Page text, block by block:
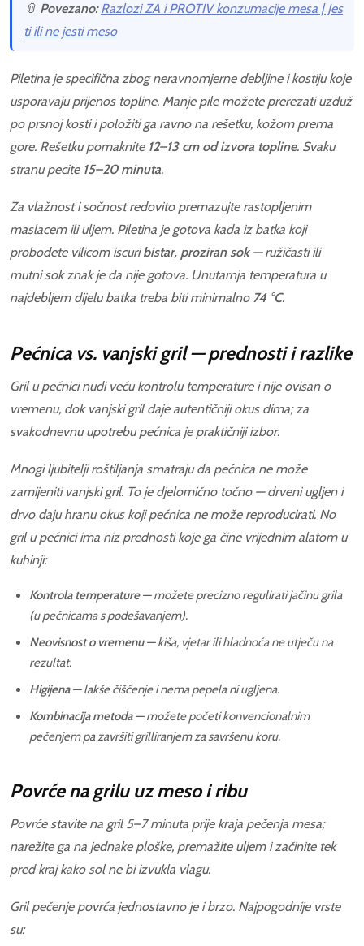
📎 Povezano: Razlozi ZA i PROTIV konzumacije mesa | Jes
ti ili ne jesti meso
Piletina je specifična zbog neravnomjerne debljine i kostiju koje
usporavaju prijenos topline. Manje pile možete prerezati uzduž
po prsnoj kosti i položiti ga ravno na rešetku, kožom prema
gore. Rešetku pomaknite 12–13 cm od izvora topline. Svaku
stranu pecite 15–20 minuta.
Za vlažnost i sočnost redovito premazujte rastopljenim
maslacem ili uljem. Piletina je gotova kada iz batka koji
probodete vilicom iscuribistar, proziran sok— ružičasti ili
mutni sok znak je da nije gotova. Unutarnja temperatura u
najdebljem dijelu batka treba biti minimalno 74 °C.
Pećnica vs. vanjski gril — prednosti i razlike
Gril u pećnici nudi veću kontrolu temperature i nije ovisan o
vremenu, dok vanjski gril daje autentičniji okus dima; za
svakodnevnu upotrebu pećnica je praktičniji izbor.
Mnogi ljubitelji roštiljanja smatraju da pećnica ne može
zamijeniti vanjski gril. To je djelomično točno — drveni ugljen i
drvo daju hranu okus koji pećnica ne može reproducirati. No
gril u pećnici ima niz prednosti koje ga čine vrijednim alatom u
kuhinji:
Kontrola temperature— možete precizno regulirati jačinu grila
(u pećnicama s podešavanjem).
Neovisnost o vremenu— kiša, vjetar ili hladnoća ne utječu na
rezultat.
Higijena— lakše čišćenje i nema pepela ni ugljena.
Kombinacija metoda— možete početi konvencionalnim
pečenjem pa završiti grilliranjem za savršenu koru.
Povrće na grilu uz meso i ribu
Povrće stavite na gril 5–7 minuta prije kraja pečenja mesa;
narežite ga na jednake ploške, premažite uljem i začinite tek
pred kraj kako sol ne bi izvukla vlagu.
Gril pečenje povrća jednostavno je i brzo. Najpogodnije vrste
su: